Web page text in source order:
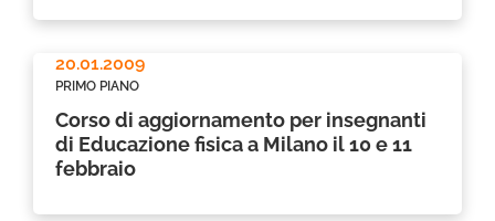
20.01.2009
PRIMO PIANO
Corso di aggiornamento per insegnanti
di Educazione fisica a Milano il 10 e 11
febbraio